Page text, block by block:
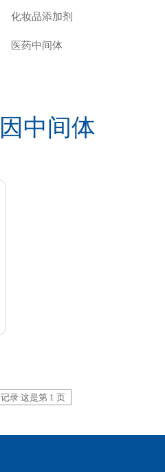
化妆品添加剂
医药中间体
中间体
录 这是第 1 页